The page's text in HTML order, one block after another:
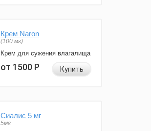
Крем Naron
(100 мг)
Крем для сужения влагалища
от 1500Р Купить
Сиалис 5 мг
5мг